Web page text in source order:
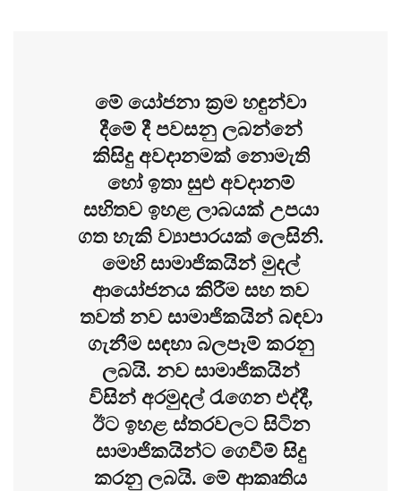
මේ යෝජනා ක්‍රම හඳුන්වා
දීමේ දී පවසනු ලබන්නේ
කිසිදු අවදානමක් නොමැති
හෝ ඉතා සුළු අවදානම්
සහිතව ඉහළ ලාබයක් උපයා
ගත හැකි ව්‍යාපාරයක් ලෙසිනි.
මෙහි සාමාජිකයින් මුදල්
ආයෝජනය කිරීම සහ තව
තවත් නව සාමාජිකයින් බඳවා
ගැනීම සඳහා බලපෑම් කරනු
ලබයි. නව සාමාජිකයින්
විසින් අරමුදල් රැගෙන එද්දී,
ඊට ඉහළ ස්තරවලට සිටින
සාමාජිකයින්ට ගෙවීම් සිදු
කරනු ලබයි. මේ ආකෘතිය